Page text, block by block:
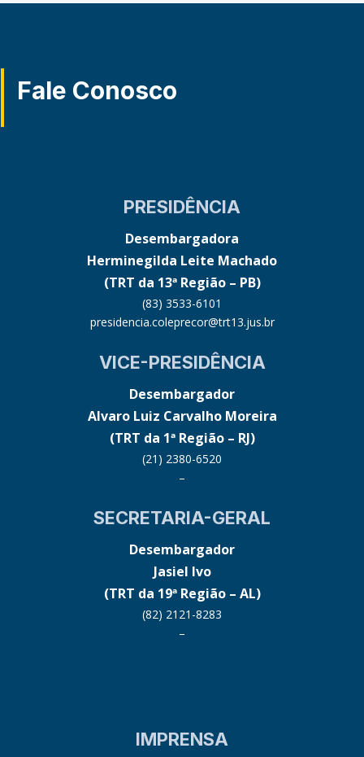
Fale Conosco
PRESIDÊNCIA
Desembargadora
Herminegilda Leite Machado
(TRT da 13ª Região – PB)
(83) 3533-6101
presidencia.coleprecor@trt13.jus.br
VICE-PRESIDÊNCIA
Desembargador
Alvaro Luiz Carvalho Moreira
(TRT da 1ª Região – RJ)
(21) 2380-6520
–
SECRETARIA-GERAL
Desembargador
Jasiel Ivo
(TRT da 19ª Região – AL)
(82) 2121-8283
–
IMPRENSA